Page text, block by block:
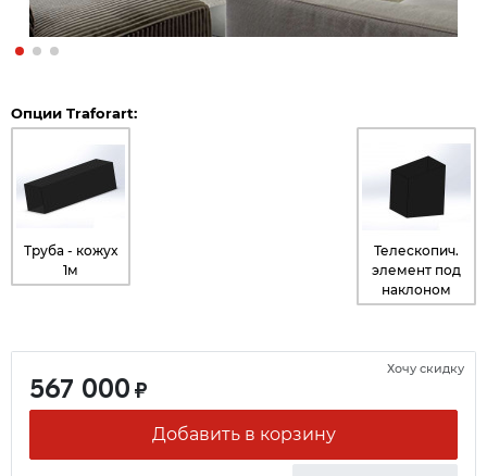
Опции Traforart:
Труба - кожух
1м
Телескопич.
элемент под
наклоном
567 000 ₽
Добавить в корзину
Хочу скидку